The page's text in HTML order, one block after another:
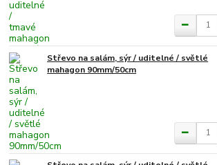
Střevo na salám, sýr / uditelné / světlé
mahagon 90mm/50cm